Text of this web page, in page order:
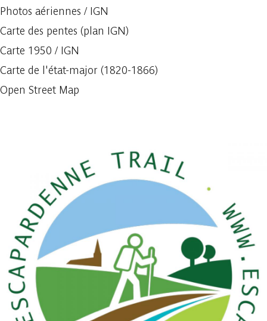
Photos aériennes / IGN
Carte des pentes (plan IGN)
Carte 1950 / IGN
Carte de l'état-major (1820-1866)
Open Street Map